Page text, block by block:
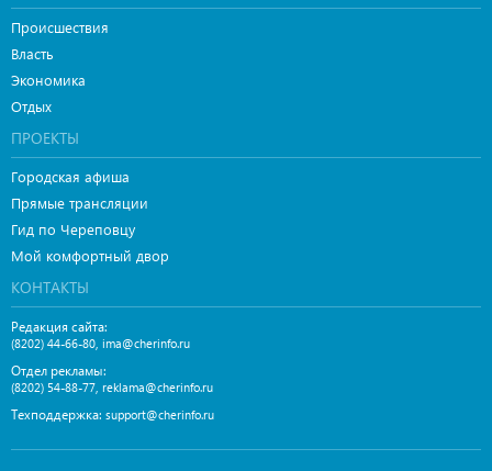
Происшествия
Власть
Экономика
Отдых
ПРОЕКТЫ
Городская афиша
Прямые трансляции
Гид по Череповцу
Мой комфортный двор
КОНТАКТЫ
Редакция сайта:
(8202) 44-66-80, ima@cherinfo.ru
Отдел рекламы:
(8202) 54-88-77, reklama@cherinfo.ru
Техподдержка: support@cherinfo.ru